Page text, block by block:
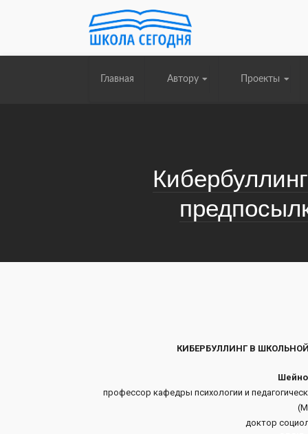
Главная Автору Проекты
КИБЕРБУЛЛИНГ В
профессор кафедры психологии и
доктор